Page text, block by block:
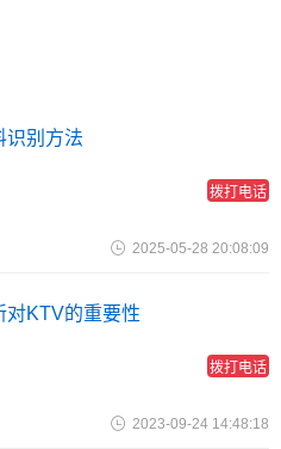
识别方法
拨打电话
2025-05-28 20:08:09
对KTV的重要性
拨打电话
2023-09-24 14:48:18